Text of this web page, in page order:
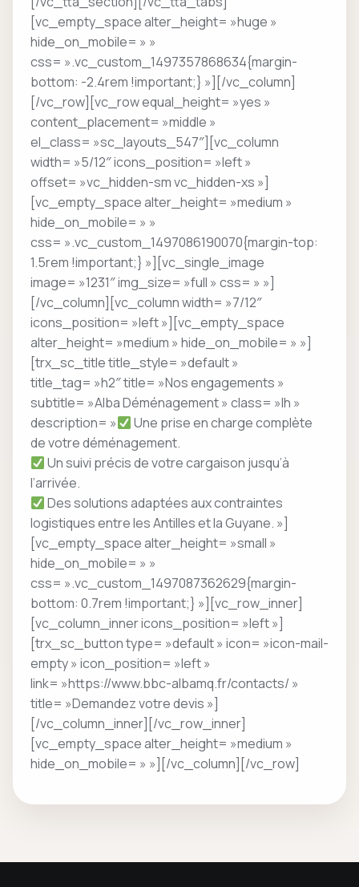
[vc_empty_space alter_height= »huge »
hide_on_mobile= » »
css= ».vc_custom_1497357868634{margin-
bottom: -2.4rem !important;} »][/vc_column]
[/vc_row][vc_row equal_height= »yes »
content_placement= »middle »
el_class= »sc_layouts_547″][vc_column
width= »5/12″ icons_position= »left »
offset= »vc_hidden-sm vc_hidden-xs »]
[vc_empty_space alter_height= »medium »
hide_on_mobile= » »
css= ».vc_custom_1497086190070{margin-top:
1.5rem !important;} »][vc_single_image
image= »1231″ img_size= »full » css= » »]
[/vc_column][vc_column width= »7/12″
icons_position= »left »][vc_empty_space
alter_height= »medium » hide_on_mobile= » »]
[trx_sc_title title_style= »default »
title_tag= »h2″ title= »Nos engagements »
subtitle= »Alba Déménagement » class= »lh »
description= »
Une prise en charge complète
de votre déménagement.
Un suivi précis de votre cargaison jusqu’à
l’arrivée.
Des solutions adaptées aux contraintes
logistiques entre les Antilles et la Guyane. »]
[vc_empty_space alter_height= »small »
hide_on_mobile= » »
css= ».vc_custom_1497087362629{margin-
bottom: 0.7rem !important;} »][vc_row_inner]
[vc_column_inner icons_position= »left »]
[trx_sc_button type= »default » icon= »icon-mail-
empty » icon_position= »left »
link= »https://www.bbc-albamq.fr/contacts/ »
title= »Demandez votre devis »]
[/vc_column_inner][/vc_row_inner]
[vc_empty_space alter_height= »medium »
hide_on_mobile= » »][/vc_column][/vc_row]